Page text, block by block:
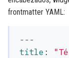
frontmatter YAML:
---
title : "